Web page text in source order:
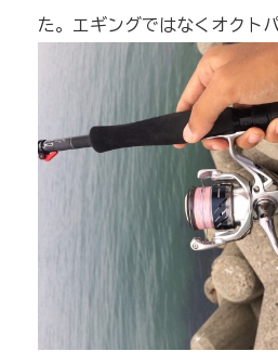
た。エギングではなくオクト